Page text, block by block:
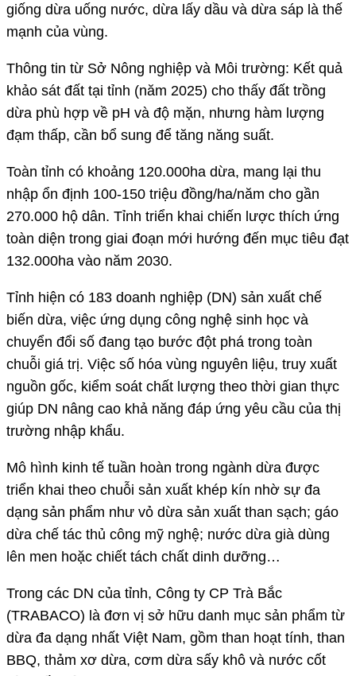
giống dừa uống nước, dừa lấy dầu và dừa sáp là thế
mạnh của vùng.
Thông tin từ Sở Nông nghiệp và Môi trường: Kết quả
khảo sát đất tại tỉnh (năm 2025) cho thấy đất trồng
dừa phù hợp về pH và độ mặn, nhưng hàm lượng
đạm thấp, cần bổ sung để tăng năng suất.
Toàn tỉnh có khoảng 120.000ha dừa, mang lại thu
nhập ổn định 100-150 triệu đồng/ha/năm cho gần
270.000 hộ dân. Tỉnh triển khai chiến lược thích ứng
toàn diện trong giai đoạn mới hướng đến mục tiêu đạt
132.000ha vào năm 2030.
Tỉnh hiện có 183 doanh nghiệp (DN) sản xuất chế
biến dừa, việc ứng dụng công nghệ sinh học và
chuyển đổi số đang tạo bước đột phá trong toàn
chuỗi giá trị. Việc số hóa vùng nguyên liệu, truy xuất
nguồn gốc, kiểm soát chất lượng theo thời gian thực
giúp DN nâng cao khả năng đáp ứng yêu cầu của thị
trường nhập khẩu.
Mô hình kinh tế tuần hoàn trong ngành dừa được
triển khai theo chuỗi sản xuất khép kín nhờ sự đa
dạng sản phẩm như vỏ dừa sản xuất than sạch; gáo
dừa chế tác thủ công mỹ nghệ; nước dừa già dùng
lên men hoặc chiết tách chất dinh dưỡng…
Trong các DN của tỉnh, Công ty CP Trà Bắc
(TRABACO) là đơn vị sở hữu danh mục sản phẩm từ
dừa đa dạng nhất Việt Nam, gồm than hoạt tính, than
BBQ, thảm xơ dừa, cơm dừa sấy khô và nước cốt